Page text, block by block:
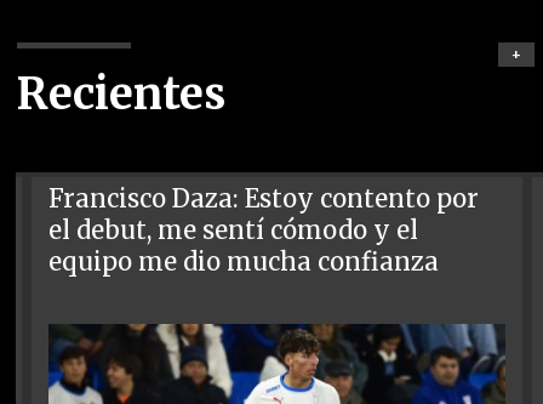
Recientes
+
Francisco Daza: Estoy contento por
el debut, me sentí cómodo y el
equipo me dio mucha confianza